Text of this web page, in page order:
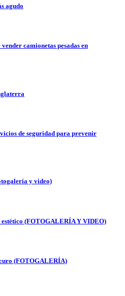
agudo
camionetas pesadas en
de seguridad para prevenir
y video)
estético (FOTOGALERÍA Y VIDEO)
(FOTOGALERÍA)